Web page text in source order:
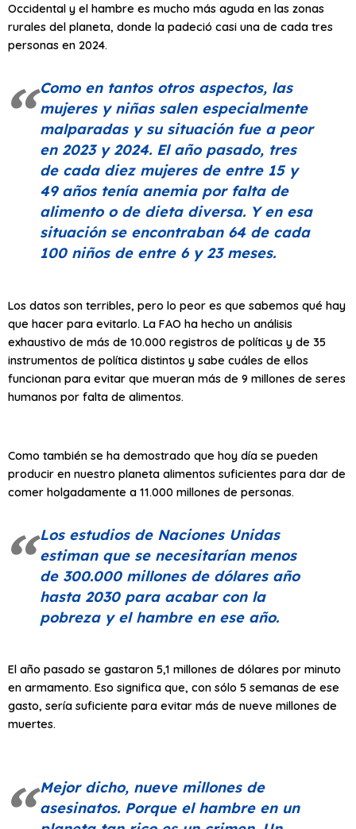
Occidental y el hambre es mucho más aguda en las zonas
rurales del planeta, donde la padeció casi una de cada tres
personas en 2024.
Como en tantos otros aspectos, las
mujeres y niñas salen especialmente
malparadas y su situación fue a peor
en 2023 y 2024. El año pasado, tres
de cada diez mujeres de entre 15 y
49 años tenía anemia por falta de
alimento o de dieta diversa. Y en esa
situación se encontraban 64 de cada
100 niños de entre 6 y 23 meses.
Los datos son terribles, pero lo peor es que sabemos qué hay
que hacer para evitarlo. La FAO ha hecho un análisis
exhaustivo de más de 10.000 registros de políticas y de 35
instrumentos de política distintos y sabe cuáles de ellos
funcionan para evitar que mueran más de 9 millones de seres
humanos por falta de alimentos.
Como también se ha demostrado que hoy día se pueden
producir en nuestro planeta alimentos suficientes para dar de
comer holgadamente a 11.000 millones de personas.
Los estudios de Naciones Unidas
estiman que se necesitarían menos
de 300.000 millones de dólares año
hasta 2030 para acabar con la
pobreza y el hambre en ese año.
El año pasado se gastaron 5,1 millones de dólares por minuto
en armamento. Eso significa que, con sólo 5 semanas de ese
gasto, sería suficiente para evitar más de nueve millones de
muertes.
Mejor dicho, nueve millones de
asesinatos. Porque el hambre en un